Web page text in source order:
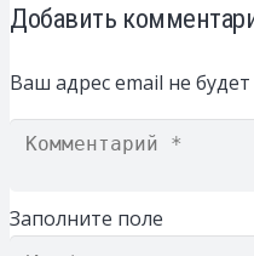
Добавить
Ваш адрес email не
Заполните поле